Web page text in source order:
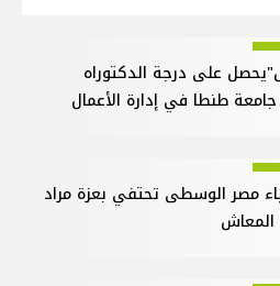
على درجة الدكتوراه
طنطا في إدارة الأعمال
مصر الوسطى تحتفي بعزة مراد